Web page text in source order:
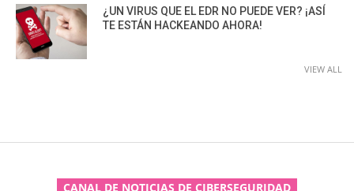
¿UN VIRUS QUE EL EDR NO PUEDE VER? ¡ASÍ
TE ESTÁN HACKEANDO AHORA!
VIEW ALL
CANAL DE NOTICIAS DE CIBERSEGURIDAD